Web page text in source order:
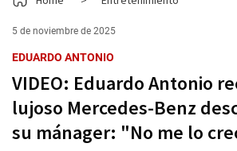
5 de noviembre de 2025
EDUARDO ANTONIO
VIDEO: Eduardo Antonio
lujoso Mercedes-Benz
su mánager: "No me lo